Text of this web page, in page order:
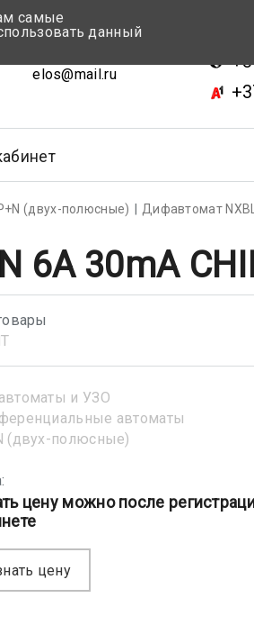
elos@mail.ru
(двух-полюсные)
Дифавтомат
6А 30mA
и УЗО
автоматы
(двух-полюсные)
цену можно после
цену
самые
данный